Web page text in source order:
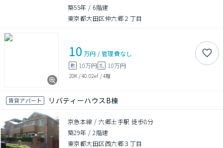
築55年 / 6階建
東京都大田区仲六郷２丁目
10 万円 /管理費なし
敷 10万円 礼 10万円
2DK /40.02㎡ /4階
賃貸アパート リバティーハウスB棟
京急本線 / 六郷土手駅 徒歩8分
築29年 /2階建
東京都大田区西六郷３丁目